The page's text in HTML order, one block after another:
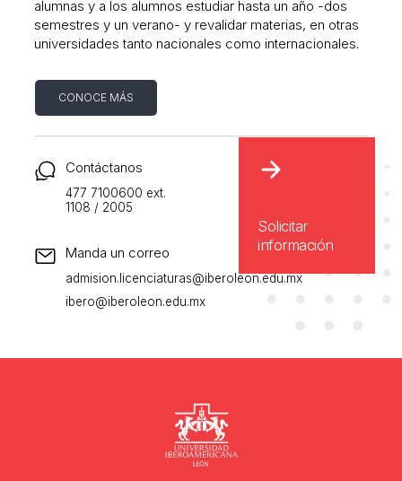
alumnas y a los alumnos estudiar hasta un año -dos
semestres y un verano- y revalidar materias, en otras
universidades tanto nacionales como internacionales.
CONOCE MÁS
Contáctanos
477 7100600 ext.
1108 / 2005
Manda un correo
admision.licenciaturas@iberoleon.edu.mx
ibero@iberoleon.edu.mx
Solicitar
información